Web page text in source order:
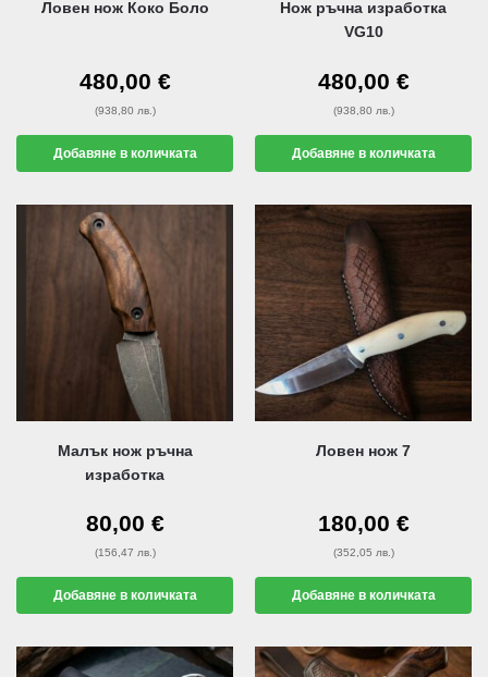
Ловен нож Коко Боло
480,00 €
(938,80 лв.)
Добавяне в количката
Нож ръчна изработка
VG10
480,00 €
(938,80 лв.)
Добавяне в количката
Малък нож ръчна
изработка
80,00 €
(156,47 лв.)
Добавяне в количката
Ловен нож 7
180,00 €
(352,05 лв.)
Добавяне в количката